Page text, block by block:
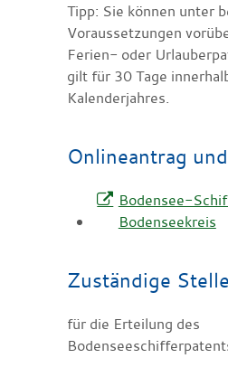
Tipp: Sie können unter
Voraussetzungen
Ferien- oder
gilt für 30 Tage
Kalenderjahres.
Onlineantrag
Bodensee-
Bodenseekreis
Zuständige Stelle
für die Erteilung des